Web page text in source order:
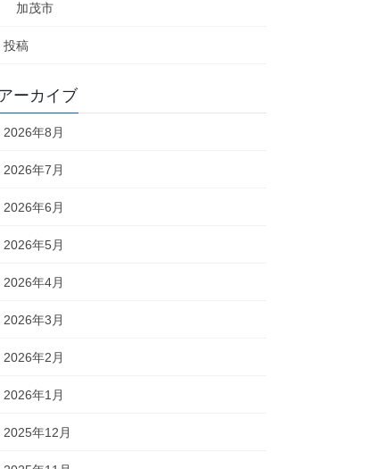
加茂市
投稿
ーカイブ
2026年8月
2026年7月
2026年6月
2026年5月
2026年4月
2026年3月
2026年2月
2026年1月
2025年12月